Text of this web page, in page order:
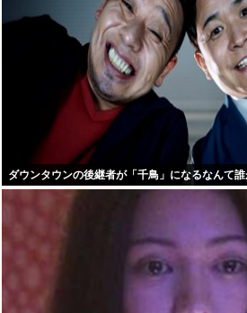
ダウンタウンの後継者が「千鳥」になるなんて